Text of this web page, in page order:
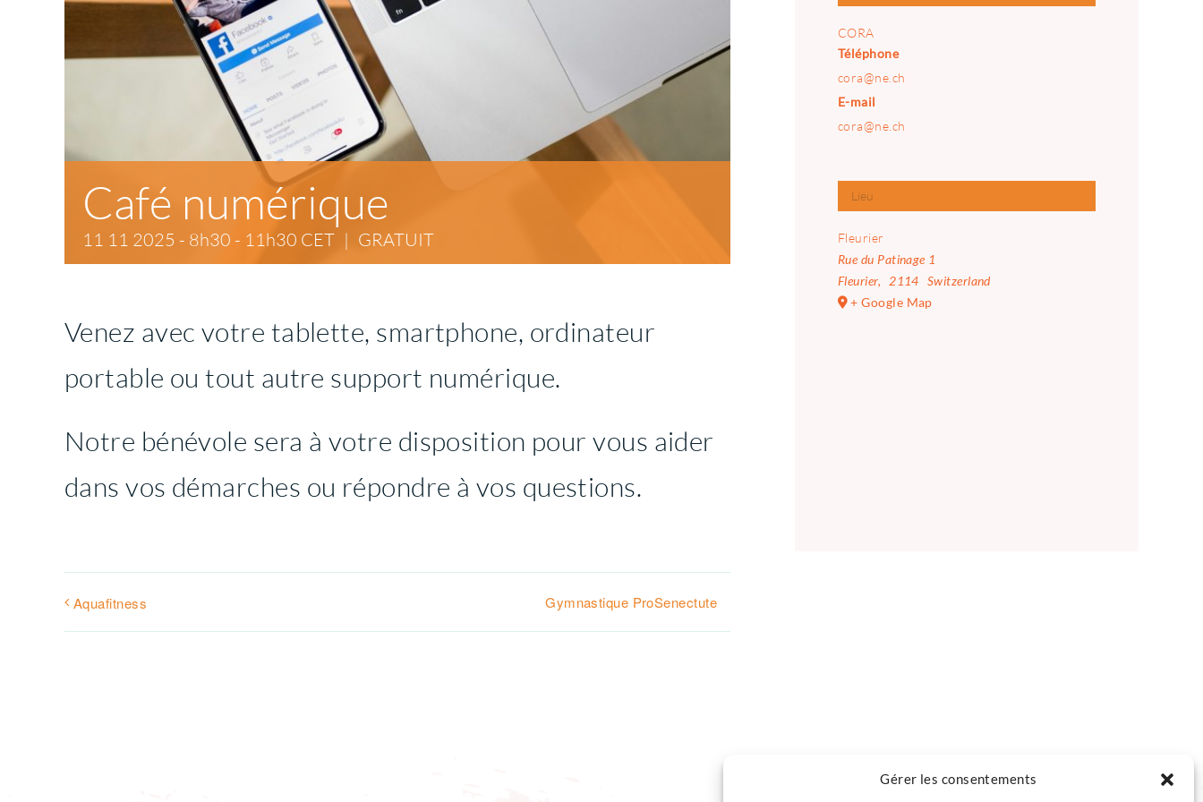
Gérer les consentements
Café numérique
11 11 2025 - 8h30 - 11h30 CET | GRATUIT
Venez avec votre tablette, smartphone, ordinateur
portable ou tout autre support numérique.
Notre bénévole sera à votre disposition pour vous aider
dans vos démarches ou répondre à vos questions.
Aquafitness Gymnastique ProSenectute
CORA
Téléphone
cora@ne.ch
E-mail
cora@ne.ch
Lieu
Fleurier
Rue du Patinage 1
Fleurier, 2114 Switzerland
+ Google Map